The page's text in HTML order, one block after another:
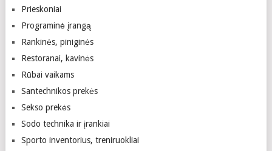
Prieskoniai
Programinė įrangą
Rankinės, piniginės
Restoranai, kavinės
Rūbai vaikams
Santechnikos prekės
Sekso prekės
Sodo technika ir įrankiai
Sporto inventorius, treniruokliai